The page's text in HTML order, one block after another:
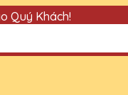
Quý Khách!